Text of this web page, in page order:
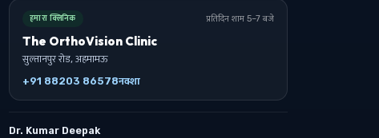
हमारा क्लिनिक प्रतिदिन शाम 5–7 बजे
The OrthoVision Clinic
सुल्तानपुर रोड, अहमामऊ
+91 88203 86578नक्शा
Dr. Kumar Deepak